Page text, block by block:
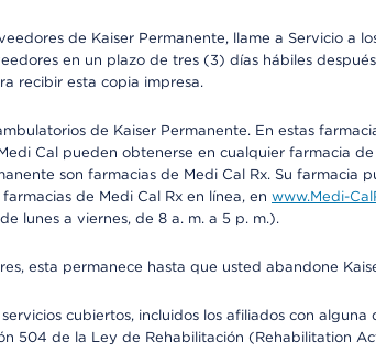
de Kaiser Permanente, llame a Servicio a
en un plazo de tres (3) días hábiles
recibir esta copia impresa.
de Kaiser Permanente. En estas
Cal pueden obtenerse en cualquier farmacia
son farmacias de Medi Cal Rx. Su
de Medi Cal Rx en línea, en www.Medi-
de lunes a viernes, de 8 a. m. a 5 p. m.).
esta permanece hasta que usted abandone
cubiertos, incluidos los afiliados con
504 de la Ley de Rehabilitación (Rehabilitation